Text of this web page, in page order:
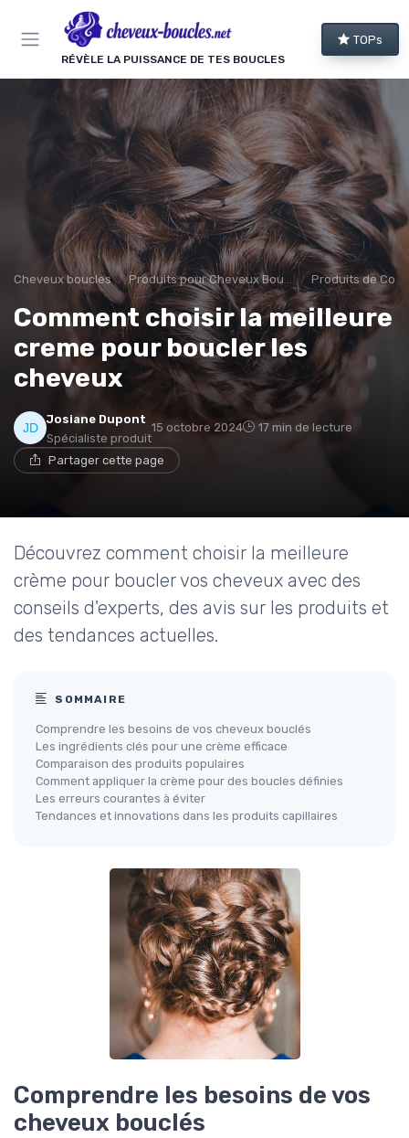
RÉVÈLE LA PUISSANCE DE TES BOUCLES
TOPs
Cheveux boucles Produits pour Cheveux Bouclés et Texturés Produits de
Comment choisir la meilleure
creme pour boucler les
cheveux
Josiane Dupont
Spécialiste produit
15 octobre 2024 17 min de lecture
Partager cette page
Découvrez comment choisir la meilleure
crème pour boucler vos cheveux avec des
conseils d'experts, des avis sur les produits et
des tendances actuelles.
SOMMAIRE
Comprendre les besoins de vos cheveux bouclés
Les ingrédients clés pour une crème efficace
Comparaison des produits populaires
Comment appliquer la crème pour des boucles définies
Les erreurs courantes à éviter
Tendances et innovations dans les produits capillaires
Comprendre les besoins de vos
cheveux bouclés
Panneau de gestion des cookies